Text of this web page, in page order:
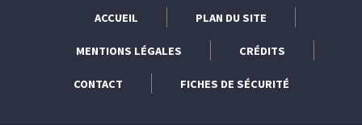
ACCUEIL PLAN DU SITE
MENTIONS LÉGALES CRÉDITS
CONTACT FICHES DE SÉCURITÉ